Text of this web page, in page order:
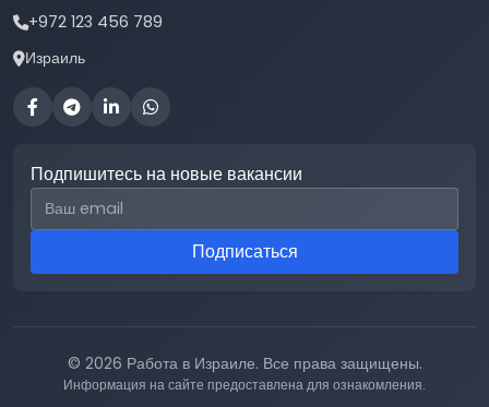
+972 123 456 789
Израиль
Подпишитесь на новые вакансии
Email для подписки
Подписаться
© 2026 Работа в Израиле. Все права защищены.
Информация на сайте предоставлена для ознакомления.